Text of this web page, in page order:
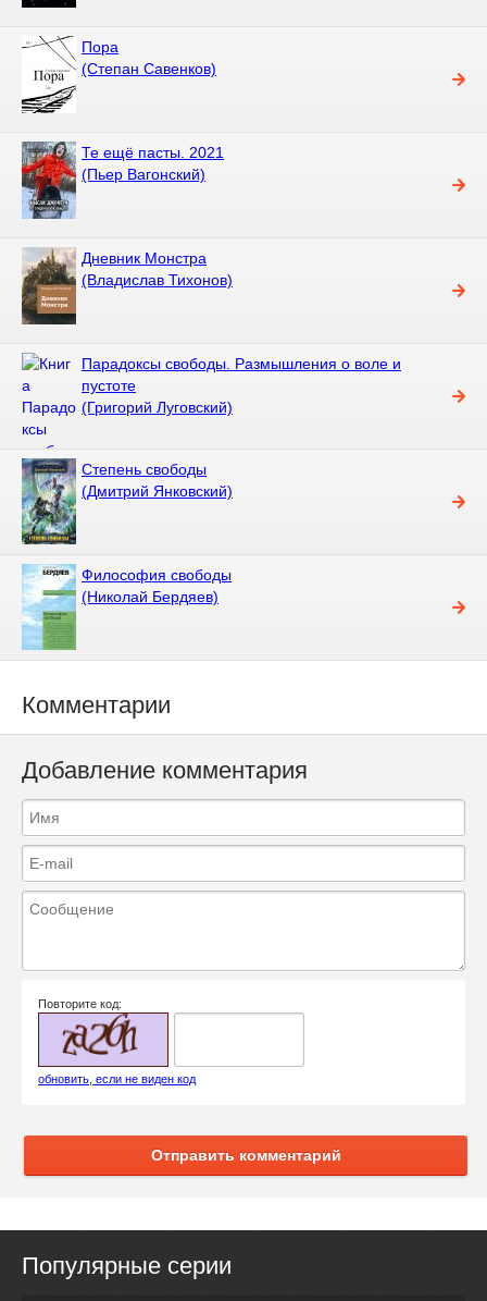
Пора
(Степан Савенков)
Те ещё пасты. 2021
(Пьер Вагонский)
Дневник Монстра
(Владислав Тихонов)
Парадоксы свободы. Размышления о воле и
пустоте
(Григорий Луговский)
Степень свободы
(Дмитрий Янковский)
Философия свободы
(Николай Бердяев)
Комментарии
Добавление комментария
Повторите код:
обновить, если не виден код
Отправить комментарий
Популярные серии